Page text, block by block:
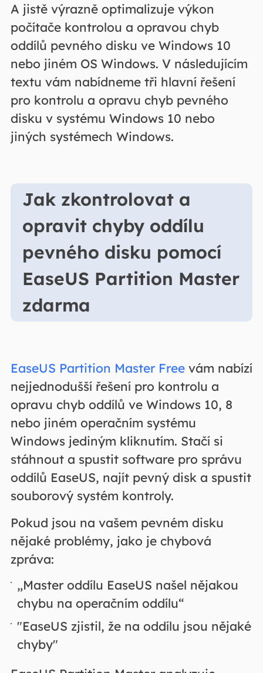
A jistě výrazně optimalizuje výkon
počítače kontrolou a opravou chyb
oddílů pevného disku ve Windows 10
nebo jiném OS Windows. V následujícím
textu vám nabídneme tři hlavní řešení
pro kontrolu a opravu chyb pevného
disku v systému Windows 10 nebo
jiných systémech Windows.
Jak zkontrolovat a
opravit chyby oddílu
pevného disku pomocí
EaseUS Partition Master
zdarma
EaseUS Partition Master Freevám nabízí
nejjednodušší řešení pro kontrolu a
opravu chyb oddílů ve Windows 10, 8
nebo jiném operačním systému
Windows jediným kliknutím. Stačí si
stáhnout a spustit software pro správu
oddílů EaseUS, najít pevný disk a spustit
souborový systém kontroly.
Pokud jsou na vašem pevném disku
nějaké problémy, jako je chybová
zpráva:
„Master oddílu EaseUS našel nějakou
chybu na operačním oddílu“
"EaseUS zjistil, že na oddílu jsou nějaké
chyby"